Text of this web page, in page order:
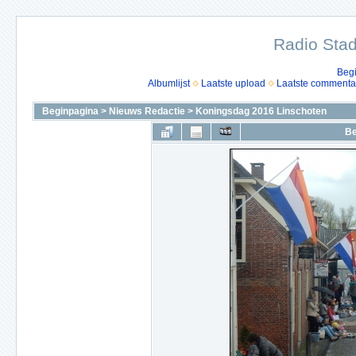
Radio
Albumlijst
Laatste upload Laatste
Beginpagina > Nieuws Redactie > Koningsdag 2016 Linschoten